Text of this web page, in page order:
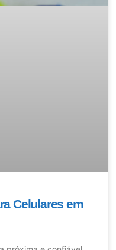
Celulares em